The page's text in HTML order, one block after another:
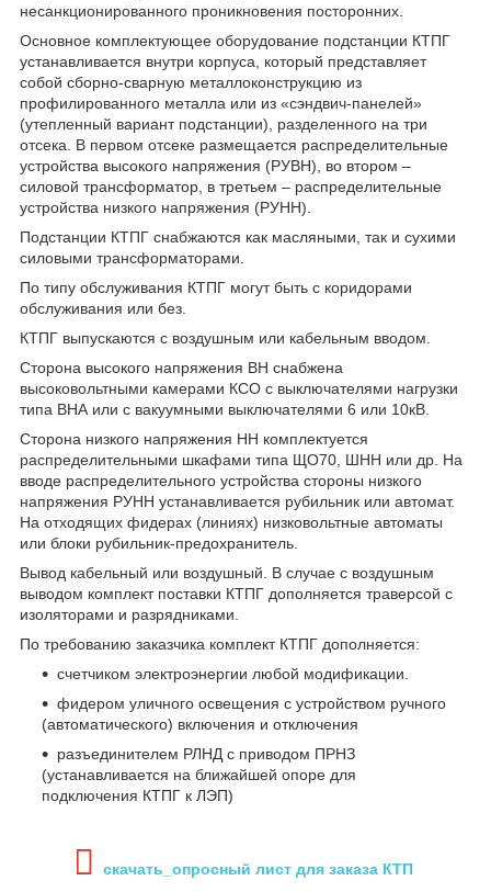
несанкционированного проникновения посторонних.
Основное комплектующее оборудование подстанции КТПГ
устанавливается внутри корпуса, который представляет
собой сборно-сварную металлоконструкцию из
профилированного металла или из «сэндвич-панелей»
(утепленный вариант подстанции), разделенного на три
отсека. В первом отсеке размещается распределительные
устройства высокого напряжения (РУВН), во втором –
силовой трансформатор, в третьем – распределительные
устройства низкого напряжения (РУНН).
Подстанции КТПГ снабжаются как масляными, так и сухими
силовыми трансформаторами.
По типу обслуживания КТПГ могут быть с коридорами
обслуживания или без.
КТПГ выпускаются с воздушным или кабельным вводом.
Сторона высокого напряжения ВН снабжена
высоковольтными камерами КСО с выключателями нагрузки
типа ВНА или с вакуумными выключателями 6 или 10кВ.
Сторона низкого напряжения НН комплектуется
распределительными шкафами типа ЩО70, ШНН или др. На
вводе распределительного устройства стороны низкого
напряжения РУНН устанавливается рубильник или автомат.
На отходящих фидерах (линиях) низковольтные автоматы
или блоки рубильник-предохранитель.
Вывод кабельный или воздушный. В случае с воздушным
выводом комплект поставки КТПГ дополняется траверсой с
изоляторами и разрядниками.
По требованию заказчика комплект КТПГ дополняется:
счетчиком электроэнергии любой модификации.
фидером уличного освещения с устройством ручного
(автоматического) включения и отключения
разъединителем РЛНД с приводом ПРНЗ
(устанавливается на ближайшей опоре для
подключения КТПГ к ЛЭП)
скачать_опросный лист для заказа КТП